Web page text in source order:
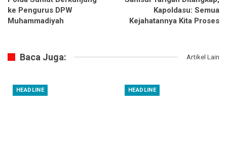
ke Pengurus DPW
Muhammadiyah
Kapoldasu: Semua
Kejahatannya Kita Proses
Baca Juga: Artikel Lain
HEADLINE HEADLINE